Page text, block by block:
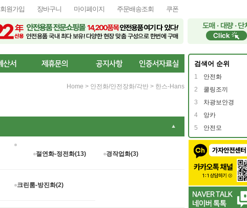
검색어 순위
1
안전화
2
쿨링조끼
3
차광보안경
4
앙카
5
안전모
회원가입 장바구니 마이페이지 주문배송조회 쿠폰
Home > 안전화/안전장화/각반 > 한스-Hans
▼
절연화-정전화(13) 경작업화(3)
크린룸-방진화(2)